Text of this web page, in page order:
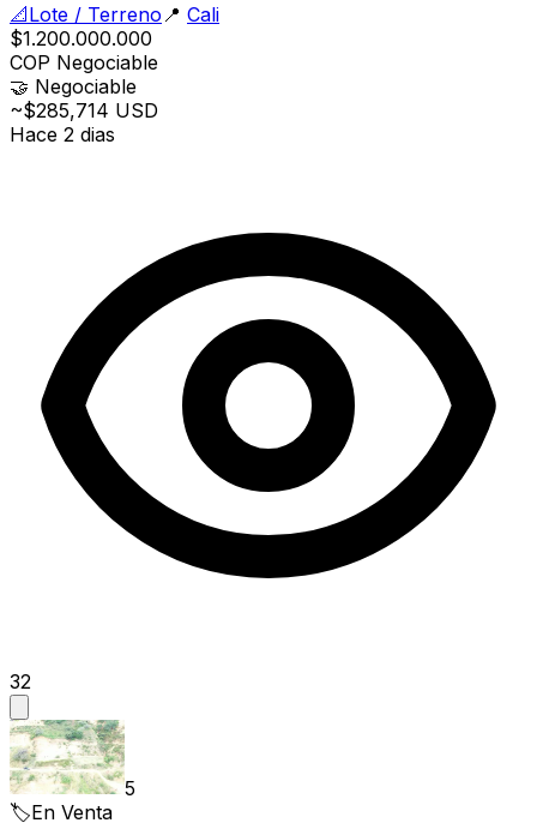
📐Lote / Terreno 📍 Cali
$1.200.000.000
COP Negociable
🤝 Negociable
~$285,714 USD
Hace 2 dias
32
5
🏷️En Venta